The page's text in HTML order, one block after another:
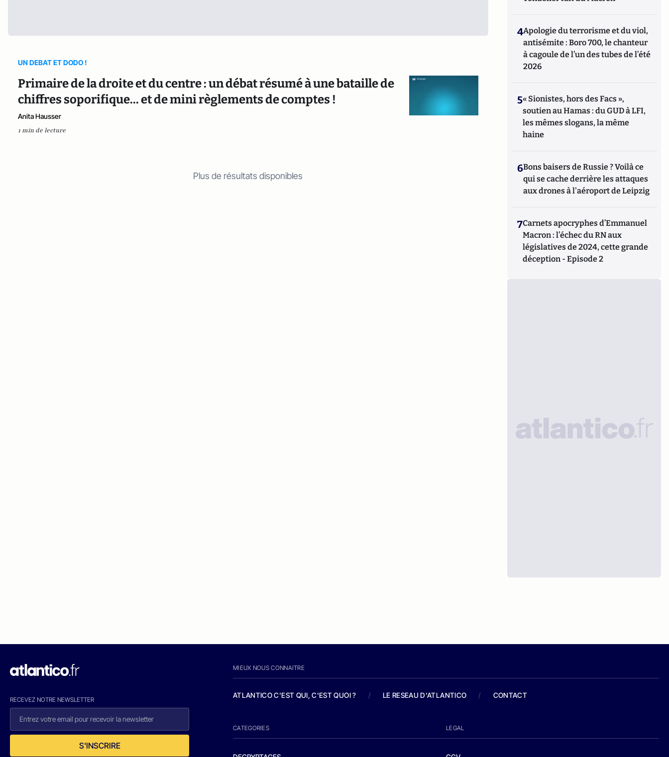
UN DEBAT ET DODO !
Primaire de la droite et du centre : un débat résumé à une bataille de
chiffres soporifique... et de mini règlements de comptes !
Anita Hausser
1 min de lecture
Plus de résultats disponibles
4Apologie du terrorisme et du viol,
antisémite : Boro 700, le chanteur
à cagoule de l’un des tubes de l’été
2026
5« Sionistes, hors des Facs »,
soutien au Hamas : du GUD à LFI,
les mêmes slogans, la même
haine
6Bons baisers de Russie ? Voilà ce
qui se cache derrière les attaques
aux drones à l'aéroport de Leipzig
7Carnets apocryphes d’Emmanuel
Macron : l’échec du RN aux
législatives de 2024, cette grande
déception - Episode 2
RECEVEZ NOTRE NEWSLETTER
S'INSCRIRE
MIEUX NOUS CONNAITRE
ATLANTICO C'EST QUI, C'EST QUOI ? / LE RESEAU D'ATLANTICO / CONTACT
CATEGORIES LEGAL